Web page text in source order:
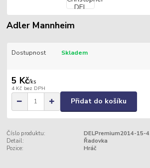
Adler Mannheim
Dostupnost Skladem
5 Kč/ks
4 Kč bez DPH
Přidat do košíku
Číslo produktu:
DELPremium2014-15-
Detail:
Řadovka
Pozice:
Hráč